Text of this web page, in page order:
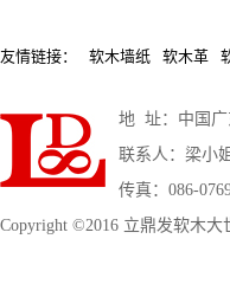
友情链接： 软木墙纸 软木革
地 址：中国广
联系人：梁小
传真：086-
Copyright ©2016 立鼎发软木